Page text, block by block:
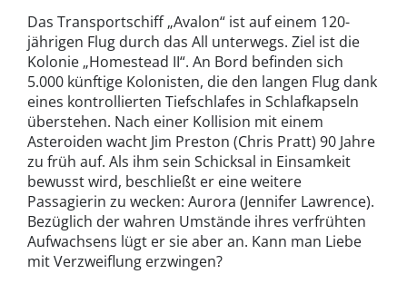
Das Transportschiff „Avalon“ ist auf einem 120-
jährigen Flug durch das All unterwegs. Ziel ist die
Kolonie „Homestead II“. An Bord befinden sich
5.000 künftige Kolonisten, die den langen Flug dank
eines kontrollierten Tiefschlafes in Schlafkapseln
überstehen. Nach einer Kollision mit einem
Asteroiden wacht Jim Preston (Chris Pratt) 90 Jahre
zu früh auf. Als ihm sein Schicksal in Einsamkeit
bewusst wird, beschließt er eine weitere
Passagierin zu wecken: Aurora (Jennifer Lawrence).
Bezüglich der wahren Umstände ihres verfrühten
Aufwachsens lügt er sie aber an. Kann man Liebe
mit Verzweiflung erzwingen?